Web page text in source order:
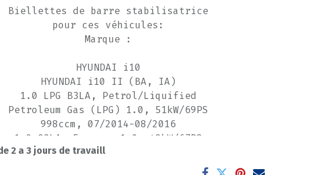
Biellettes de barre stabilisatrice
pour ces véhicules:
Marque :
HYUNDAI i10
HYUNDAI i10 II (BA, IA)
1.0 LPG B3LA, Petrol/Liquified
Petroleum Gas (LPG) 1.0, 51kW/69PS
998ccm, 07/2014-08/2016
1.0 G3LA, Essence 1.0, 49kW/67PS
998ccm, 08/2013-0/0
2 a 3 jours de travaill